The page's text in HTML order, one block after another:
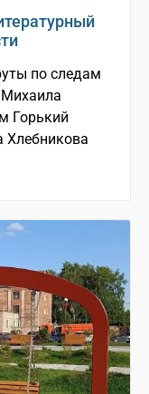
по следам
Горький
Хлебникова